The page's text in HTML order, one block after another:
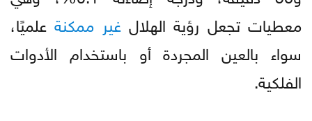
معطيات تجعل رؤية الهلالغير ممكنةعلميًا،
سواء بالعين المجردة أو باستخدام الأدوات
الفلكية.